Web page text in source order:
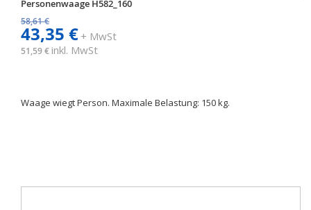
Personenwaage H582_160
58,61 €
43,35 €+ MwSt
51,59 € inkl. MwSt
Waage wiegt Person. Maximale Belastung: 150 kg.